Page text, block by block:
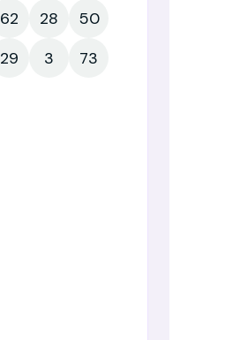
62 28
50
29 3
73